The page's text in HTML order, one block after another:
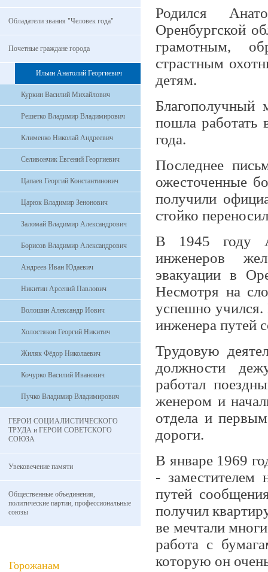
Обладатели звания "Человек года"
Почетные граждане города
Ильин Анатолий Георгиевич
Куркин Василий Михайлович
Решетко Владимир Владимирович
Клименко Николай Андреевич
Селивончик Евгений Георгиевич
Цапаев Георгий Константинович
Царюк Владимир Зенонович
Заломай Владимир Александрович
Борисов Владимир Александрович
Андреев Иван Юдаевич
Никитин Арсений Павлович
Волошин Александр Иович
Холостяков Георгий Никитич
Жиляк Фёдор Николаевич
Кочурко Василий Иванович
Пучко Владимир Владимирович
ГЕРОИ СОЦИАЛИСТИЧЕСКОГО
ТРУДА и ГЕРОИ СОВЕТСКОГО
СОЮЗА
Увековечение памяти
Общественные объединения,
политические партии, профессиональные
союзы
Горожанам
Родился
Оренбургской
грамотным,
страстным
детям.
Благополучный
пошла работать
года.
Последнее
ожес­точенные
получили
стойко
В 1945 году
инженеров
эвакуации в
Несмотря на
успешно
инженера путей
Трудовую
должности
работал
женером и
отдела и первым
дороги.
В январе 1969
- заместителем
путей
получил
ве мечтали
работа с
кото­рую он